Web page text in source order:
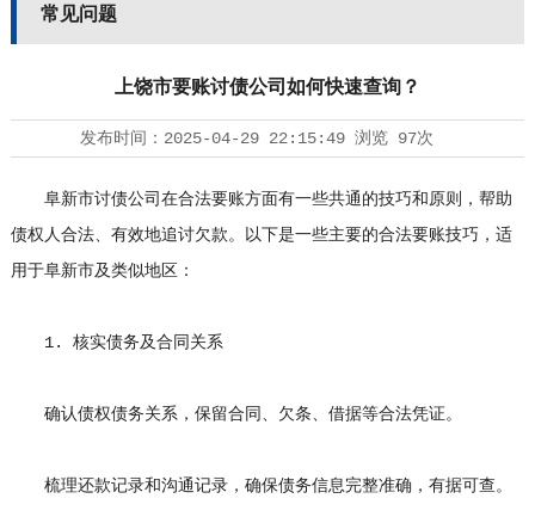
常见问题
上饶市要账讨债公司如何快速查询？
发布时间： 2025-04-29 22:15:49浏览 97次
阜新市讨债公司 在合法要账方面有一些共通的技巧和原则，帮助
债权人合法、有效地追讨欠款。以下是一些主要的合法要账技巧，适
用于阜新市及类似地区：
1. 核实债务及合同关系
确认债权债务关系，保留合同、欠条、借据等合法凭证。
梳理还款记录和沟通记录，确保债务信息完整准确，有据可查。